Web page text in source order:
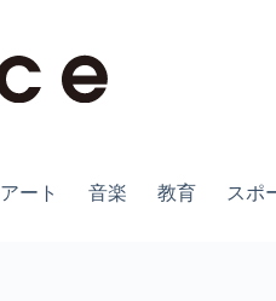
アート 音楽 教育 スポ